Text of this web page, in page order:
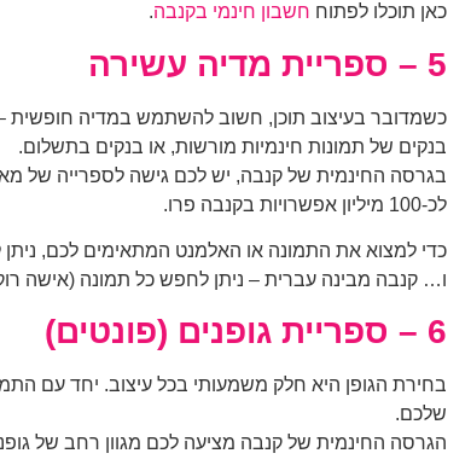
כאן תוכלו לפתוח חשבון חינמי בקנבה.
5 – ספריית מדיה עשירה
כשמדובר בעיצוב תוכן, חשוב להשתמש במדיה חופשית –
בנקים של תמונות חינמיות מורשות, או בנקים בתשלום.
בגרסה החינמית של קנבה, יש לכם גישה לספרייה של
לכ-100 מיליון אפשרויות בקנבה פרו.
כדי למצוא את התמונה או האלמנט המתאימים לכם,
ו… קנבה מבינה עברית – ניתן לחפש כל תמונה (אישה
6 – ספריית גופנים (פונטים)
בחירת הגופן היא חלק משמעותי בכל עיצוב. יחד עם
שלכם.
הגרסה החינמית של קנבה מציעה לכם מגוון רחב של